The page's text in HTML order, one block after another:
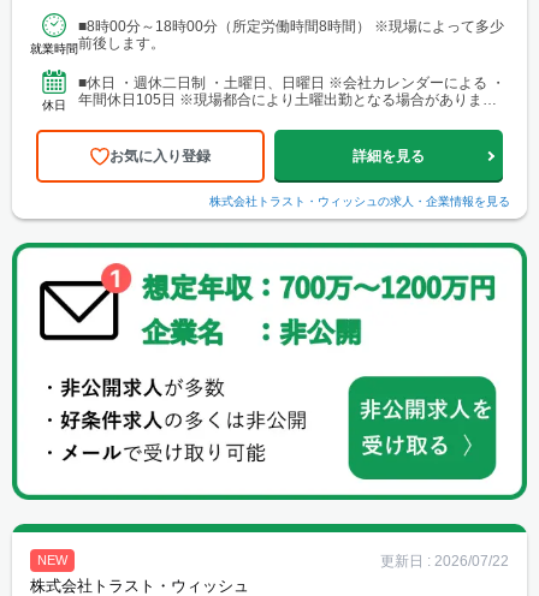
就業時間
■8時00分～18時00分（所定労働時間8時間） ※現場によって多少
前後します。
休日
■休日 ・週休二日制 ・土曜日、日曜日 ※会社カレンダーによる ・
年間休日105日 ※現場都合により土曜出勤となる場合がありま
お気に入り登録 詳細を見る
株式会社トラスト・ウィッシュ の求人・企業情報を見る
NEW 更新日 : 2026/07/22
株式会社トラスト・ウィッシュ